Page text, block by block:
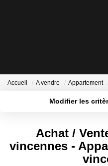
Pré-
Prendre
Accueil A vendre Appartement
Modifier les
Plus de critères
Achat /
vincennes -